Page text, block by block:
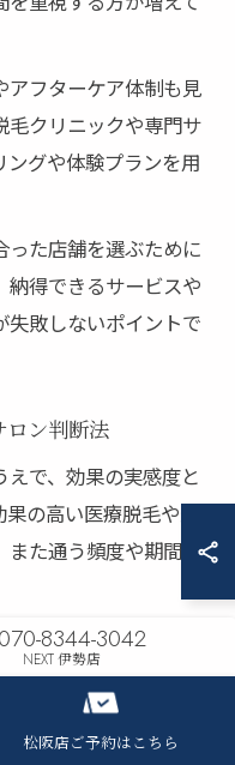
アフターケア体制も見
毛クリニックや専門サ
グや体験プランを用
った店舗を選ぶために
納得できるサービスや
敗しないポイントで
ン判断法
で、効果の実感度と
の高い医療脱毛や最
また通う頻度や期間に
場完備など、アクセ
ます。無理なく通い
大限に引き出すポイ
070-8344-3042
NEXT 伊勢店
松阪店ご予約はこちら